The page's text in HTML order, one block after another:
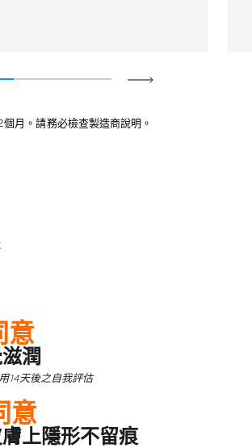
月。請務必檢查製造商說明。
意
潤
14天後之自我評估
意
上隱形不留痕